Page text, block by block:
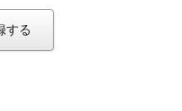
する